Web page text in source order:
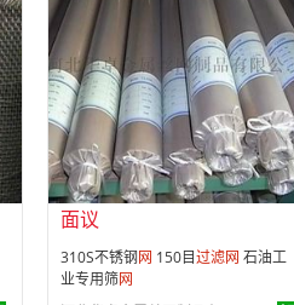
面议
会员注册：
第 10 年
经营模式：生产制造
成立日期：
2014-11-24
供应产品：
199 条
面议
310S不锈钢网 150目过滤网 石油工
业专用筛网